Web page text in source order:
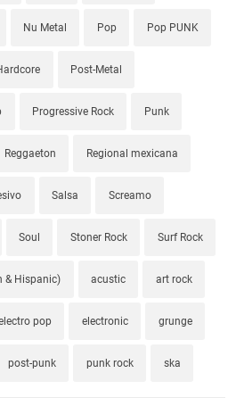
Nu Metal Pop Pop PUNK
Post-Metal
Progressive Rock Punk
Reggaeton Regional mexicana
Salsa Screamo
Soul Stoner Rock Surf Rock
& Hispanic) acustic art rock
pop electronic grunge
post-punk punk rock ska